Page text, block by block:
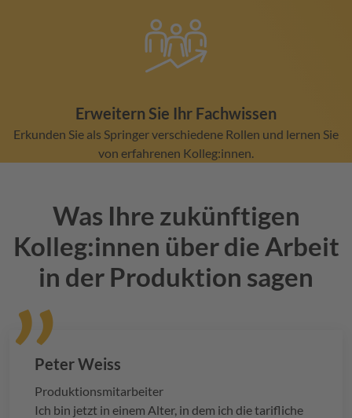
Erweitern Sie Ihr Fachwissen
Erkunden Sie als Springer verschiedene Rollen und lernen Sie
von erfahrenen Kolleg:innen.
Was Ihre zukünftigen
Kolleg:innen über die Arbeit
in der Produktion sagen
Peter Weiss
Produktionsmitarbeiter
Ich bin jetzt in einem Alter, in dem ich die tarifliche